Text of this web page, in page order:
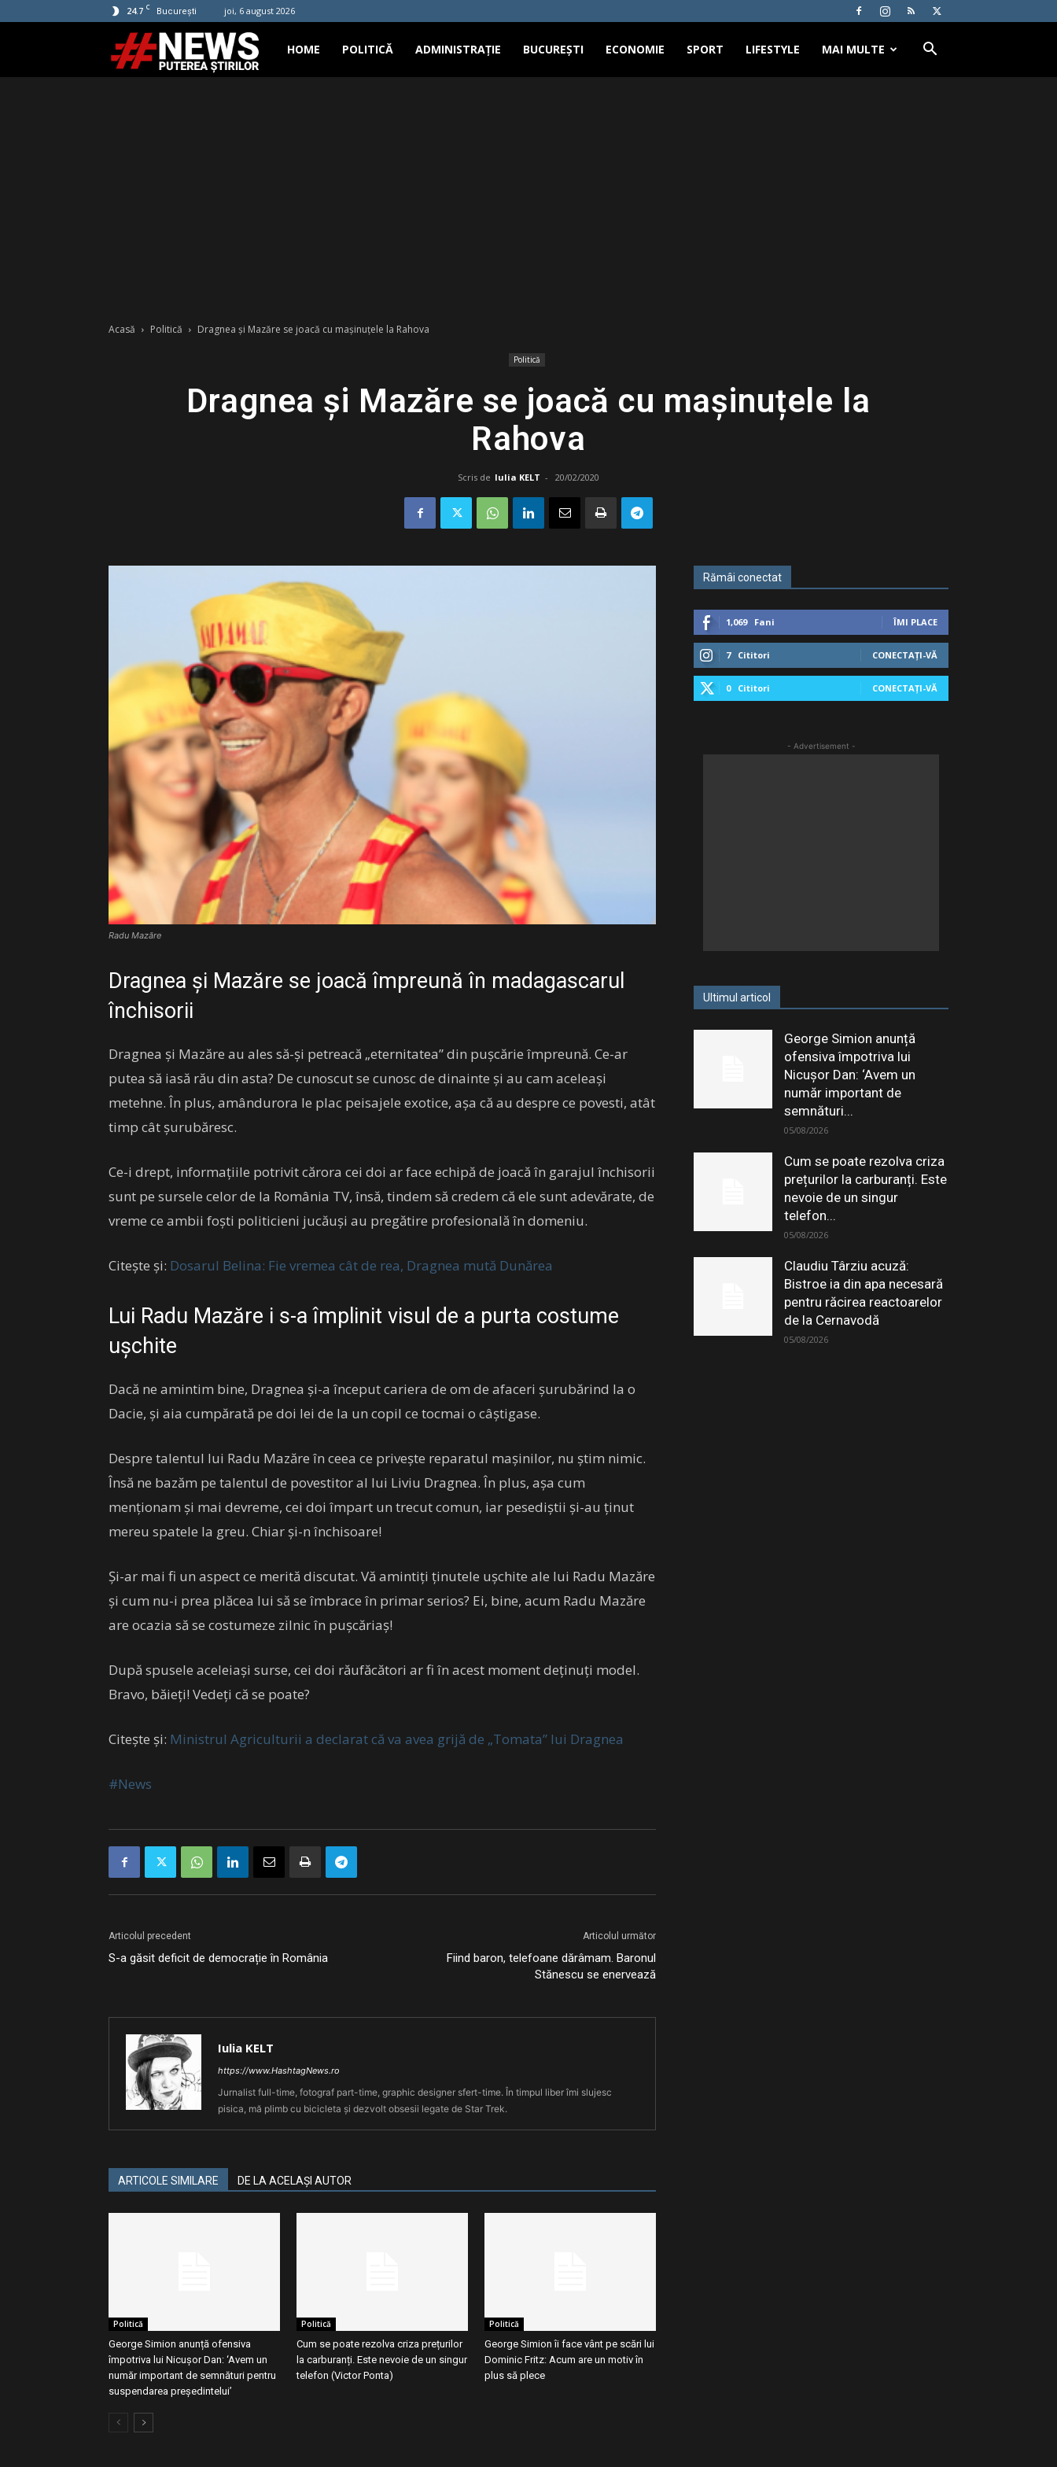
24.7 C București joi, 6 august 2026
Hashtag
HOME POLITICĂ ADMINISTRAȚIE BUCUREȘTI ECONOMIE SPORT LIFESTYLE MAI MULTE
Acasă Politică Dragnea și Mazăre se joacă cu mașinuțele la Rahova
Politică
Dragnea și Mazăre se joacă cu mașinuțele la
Rahova
Scris de Iulia KELT - 20/02/2020
Radu Mazăre
Dragnea și Mazăre se joacă împreună în madagascarul
închisorii
Dragnea și Mazăre au ales să-și petreacă „eternitatea” din pușcărie împreună. Ce-ar
putea să iasă rău din asta? De cunoscut se cunosc de dinainte și au cam aceleași
metehne. În plus, amândurora le plac peisajele exotice, așa că au despre ce povesti, atât
timp cât șurubăresc.
Ce-i drept, informațiile potrivit cărora cei doi ar face echipă de joacă în garajul închisorii
sunt pe sursele celor de la România TV, însă, tindem să credem că ele sunt adevărate, de
vreme ce ambii foști politicieni jucăuși au pregătire profesională în domeniu.
Citește și: Dosarul Belina: Fie vremea cât de rea, Dragnea mută Dunărea
Lui Radu Mazăre i s-a împlinit visul de a purta costume
ușchite
Dacă ne amintim bine, Dragnea și-a început cariera de om de afaceri șurubărind la o
Dacie, și aia cumpărată pe doi lei de la un copil ce tocmai o câștigase.
Despre talentul lui Radu Mazăre în ceea ce privește reparatul mașinilor, nu știm nimic.
Însă ne bazăm pe talentul de povestitor al lui Liviu Dragnea. În plus, așa cum
menționam și mai devreme, cei doi împart un trecut comun, iar pesediștii și-au ținut
mereu spatele la greu. Chiar și-n închisoare!
Și-ar mai fi un aspect ce merită discutat. Vă amintiți ținutele ușchite ale lui Radu Mazăre
și cum nu-i prea plăcea lui să se îmbrace în primar serios? Ei, bine, acum Radu Mazăre
are ocazia să se costumeze zilnic în pușcăriaș!
După spusele aceleiași surse, cei doi răufăcători ar fi în acest moment deținuți model.
Bravo, băieți! Vedeți că se poate?
Citește și: Ministrul Agriculturii a declarat că va avea grijă de „Tomata” lui Dragnea
#News
Articolul precedent
S-a găsit deficit de democrație în România
Articolul următor
Fiind baron, telefoane dărâmam. Baronul
Stănescu se enervează
Iulia KELT
https://www.HashtagNews.ro
Jurnalist full-time, fotograf part-time, graphic designer sfert-time. În timpul liber îmi slujesc
pisica, mă plimb cu bicicleta și dezvolt obsesii legate de Star Trek.
ARTICOLE SIMILARE DE LA ACELAȘI AUTOR
Politică
George Simion anunță ofensiva
împotriva lui Nicușor Dan: ‘Avem un
număr important de semnături pentru
suspendarea președintelui’
Politică
Cum se poate rezolva criza prețurilor
la carburanți. Este nevoie de un singur
telefon (Victor Ponta)
Politică
George Simion îi face vânt pe scări lui
Dominic Fritz: Acum are un motiv în
plus să plece
Rămâi conectat
1,069 Fani ÎMI PLACE
7 Cititori CONECTAȚI-VĂ
0 Cititori CONECTAȚI-VĂ
- Advertisement -
Ultimul articol
George Simion anunță
ofensiva împotriva lui
Nicușor Dan: ‘Avem un
număr important de
semnături...
05/08/2026
Cum se poate rezolva criza
prețurilor la carburanți. Este
nevoie de un singur
telefon...
05/08/2026
Claudiu Târziu acuză:
Bistroe ia din apa necesară
pentru răcirea reactoarelor
de la Cernavodă
05/08/2026